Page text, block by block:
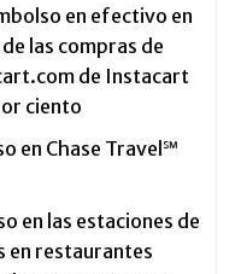
en efectivo en
las compras de
de Instacart
ciento
en Chase Travel℠
en las estaciones de
en restaurantes